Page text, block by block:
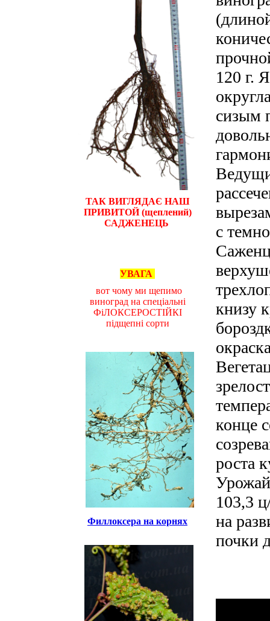
ТАК ВИГЛЯДАЄ НАШ
ПРИВИТОЙ (щеплений)
САДЖЕНЕЦЬ
УВАГА
вот чому ми щепимо
виноград на спеціальні
ФіЛОКСЕРОСТІЙКІ
підщепні сорти
Филлоксера на корнях
120 г.
сизым
с
книзу
конце
роста
103,3
на
почки